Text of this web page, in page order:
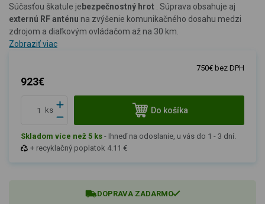
Súčasťou škatule je bezpečnostný hrot . Súprava obsahuje aj
externú RF anténu na zvýšenie komunikačného dosahu medzi
zdrojom a diaľkovým ovládačom až na 30 km.
Zobraziť viac
923€
750€ bez DPH
ks Do košíka
+ recyklačný poplatok 4.11 €
Skladom více než 5 ks - Ihneď na odoslanie, u vás do 1 - 3 dní.
DOPRAVA ZADARMO